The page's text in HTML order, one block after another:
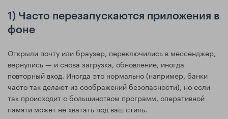
1) Часто перезапускаются приложения в
фоне
Открыли почту или браузер, переключились в мессенджер,
вернулись — и снова загрузка, обновление, иногда
повторный вход. Иногда это нормально (например, банки
часто так делают из соображений безопасности), но если
так происходит с большинством программ, оперативной
памяти может не хватать под ваш стиль.